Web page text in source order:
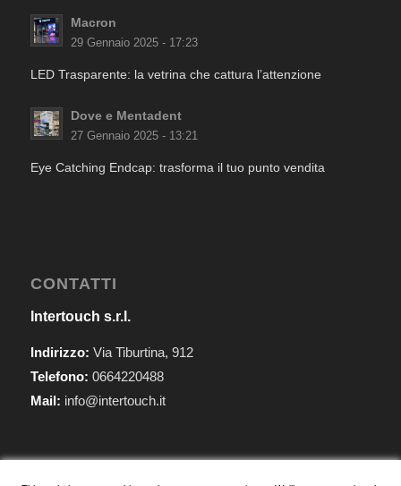
Macron
29 Gennaio 2025 - 17:23
LED Trasparente: la vetrina che cattura l’attenzione
Dove e Mentadent
27 Gennaio 2025 - 13:21
Eye Catching Endcap: trasforma il tuo punto vendita
CONTATTI
Intertouch s.r.l.
Indirizzo: Via Tiburtina, 912
Telefono: 0664220488
Mail: info@intertouch.it